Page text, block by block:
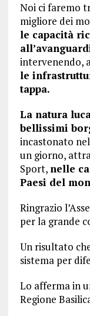
Noi ci faremo
migliore dei
le capacità
intervenendo,
le
tappa.
La natura
bellissimi
incastonato
un giorno,
Sport, nelle
Paesi del
Ringrazio
per la grande
Un risultato
sistema per
Lo afferma in
Regione